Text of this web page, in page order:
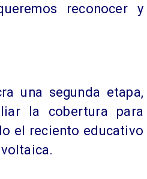
reconocer y
una segunda etapa,
la cobertura para
el reciento educativo